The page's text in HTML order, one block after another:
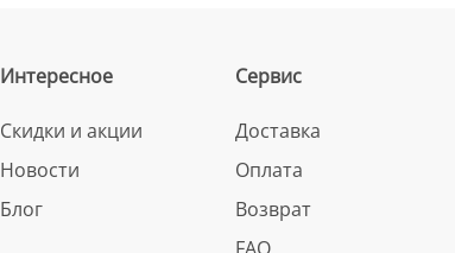
Интересное
Скидки и акции
Новости
Блог
Сервис
Доставка
Оплата
Возврат